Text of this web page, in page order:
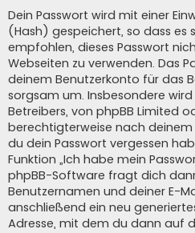
Dein Passwort wird mit einer
(Hash) gespeichert, so dass es
empfohlen, dieses Passwort
Webseiten zu verwenden. Das
deinem Benutzerkonto für das
sorgsam um. Insbesondere
Betreibers, von phpBB Limited
berechtigterweise nach deinem
du dein Passwort vergessen
Funktion „Ich habe mein
phpBB-Software fragt dich
Benutzernamen und deiner E-
anschließend ein neu
Adresse, mit dem du dann auf